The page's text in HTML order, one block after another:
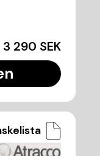
3 290 SEK